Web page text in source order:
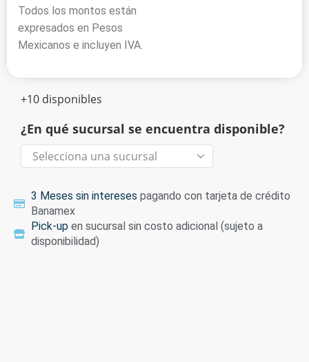
Todos los montos están
expresados en Pesos
Mexicanos e incluyen IVA.
+10 disponibles
¿En qué sucursal se encuentra disponible?
3 Meses sin intereses pagando con tarjeta de crédito
Banamex
Pick-up en sucursal sin costo adicional (sujeto a
disponibilidad)